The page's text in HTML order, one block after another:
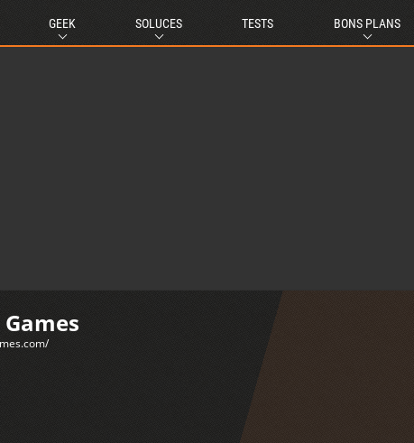
GEEK SOLUCES TESTS BONS PLANS